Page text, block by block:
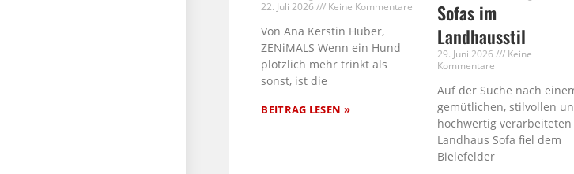
22. Juli 2026 Keine Kommentare
Von Ana Kerstin Huber,
ZENiMALS Wenn ein Hund
plötzlich mehr trinkt als
sonst, ist die
BEITRAG LESEN »
Sofas im
Landhausstil
29. Juni 2026
Keine
Kommentare
Auf der Suche nach
gemütlichen, stilvollen
hochwertig verarbeiteten
Landhaus Sofa fiel dem
Bielefelder